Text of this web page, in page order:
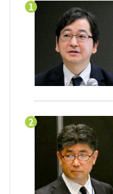
1
2